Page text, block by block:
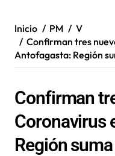
Inicio PM
V
Confirman tres
Antofagasta: Región
Confirman
Coronavirus
Región